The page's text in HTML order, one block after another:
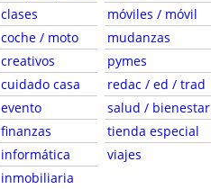
clases
coche / moto
creativos
cuidado casa
evento
finanzas
informática
inmobiliaria
móviles / móvil
mudanzas
pymes
redac / ed / trad
salud / bienestar
tienda especial
viajes